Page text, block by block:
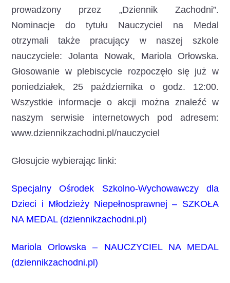
prowadzony przez „Dziennik Zachodni”.
Nominacje do tytułu Nauczyciel na Medal
otrzymali także pracujący w naszej szkole
nauczyciele: Jolanta Nowak, Mariola Orłowska.
Głosowanie w plebiscycie rozpoczęło się już w
poniedziałek, 25 października o godz. 12:00.
Wszystkie informacje o akcji można znaleźć w
naszym serwisie internetowych pod adresem:
www.dziennikzachodni.pl/nauczyciel
Głosujcie wybierając linki:
Specjalny Ośrodek Szkolno-Wychowawczy dla
Dzieci i Młodzieży Niepełnosprawnej – SZKOŁA
NA MEDAL (dziennikzachodni.pl)
Mariola Orlowska – NAUCZYCIEL NA MEDAL
(dziennikzachodni.pl)